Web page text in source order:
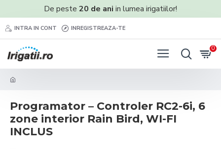
De peste 20 de ani in lumea irigatiilor!
INTRA IN CONT INREGISTREAZA-TE
0
Programator – Controler RC2-6i, 6
zone interior Rain Bird, WI-FI
INCLUS